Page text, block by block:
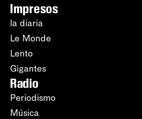
Impresos
la diaria
Le Monde
Lento
Gigantes
Radio
Periodismo
Música